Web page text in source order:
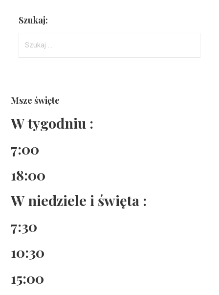
Szukaj:
Msze święte
W tygodniu :
7:00
18:00
W niedziele i święta :
7:30
10:30
15:00